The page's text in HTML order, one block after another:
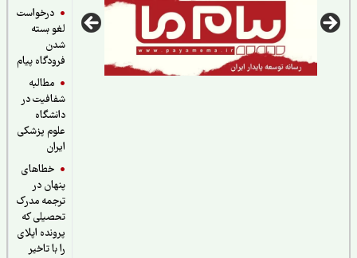
درخواست
لغو بسته
فرودگاه پیام
مطالبه
شفافیت در
دانشگاه
علوم پزشکی
خطاهای
پنهان در
ترجمه مدرک
تحصیلی که
پرونده اپلای
را با تاخیر